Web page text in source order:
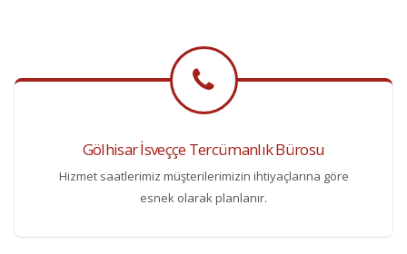
Gölhisar İsveççe Tercümanlık Bürosu
Hizmet saatlerimiz müşterilerimizin ihtiyaçlarına göre
esnek olarak planlanır.